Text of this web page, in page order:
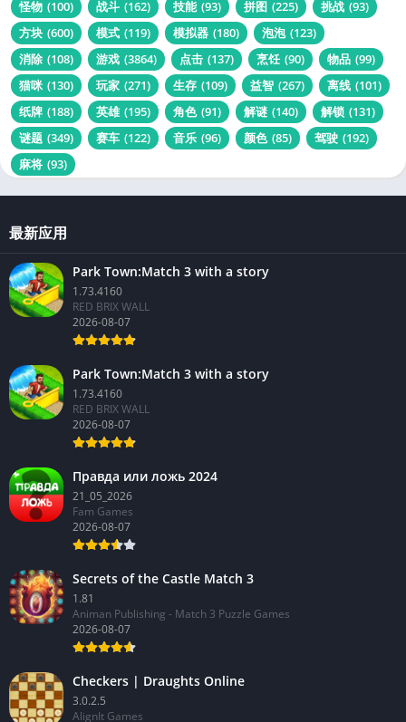
怪物 (100) 战斗 (162) 技能 (93) 拼图 (225) 挑战 (93)
方块 (600) 模式 (119) 模拟器 (180) 泡泡 (123)
消除 (108) 游戏 (3864) 点击 (137) 烹饪 (90) 物品 (99)
猫咪 (130) 玩家 (271) 生存 (109) 益智 (267) 离线 (101)
纸牌 (188) 英雄 (195) 角色 (91) 解谜 (140) 解锁 (131)
谜题 (349) 赛车 (122) 音乐 (96) 颜色 (85) 驾驶 (192)
麻将 (93)
最新应用
Park Town:Match 3 with a story
1.73.4160
RED BRIX WALL
2026-08-07
Park Town:Match 3 with a story
1.73.4160
RED BRIX WALL
2026-08-07
Правда или ложь 2024
21_05_2026
Fam Games
2026-08-07
Secrets of the Castle Match 3
1.81
Animan Publishing - Match 3 Puzzle Games
2026-08-07
Checkers | Draughts Online
3.0.2.5
AlignIt Games